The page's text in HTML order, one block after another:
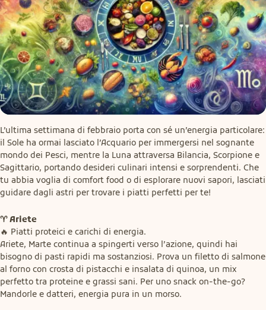
L’ultima settimana di febbraio porta con sé un’energia particolare:
il Sole ha ormai lasciato l’Acquario per immergersi nel sognante
mondo dei Pesci, mentre la Luna attraversa Bilancia, Scorpione e
Sagittario, portando desideri culinari intensi e sorprendenti. Che
tu abbia voglia di comfort food o di esplorare nuovi sapori, lasciati
guidare dagli astri per trovare i piatti perfetti per te!
♈ Ariete
🔥 Piatti proteici e carichi di energia.
Ariete, Marte continua a spingerti verso l’azione, quindi hai
bisogno di pasti rapidi ma sostanziosi. Prova un filetto di salmone
al forno con crosta di pistacchi e insalata di quinoa, un mix
perfetto tra proteine e grassi sani. Per uno snack on-the-go?
Mandorle e datteri, energia pura in un morso.